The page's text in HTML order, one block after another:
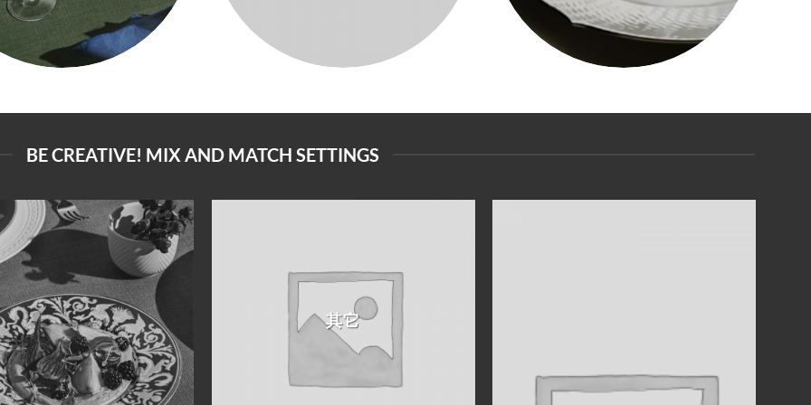
BE CREATIVE! MIX AND MATCH SETTINGS
其它